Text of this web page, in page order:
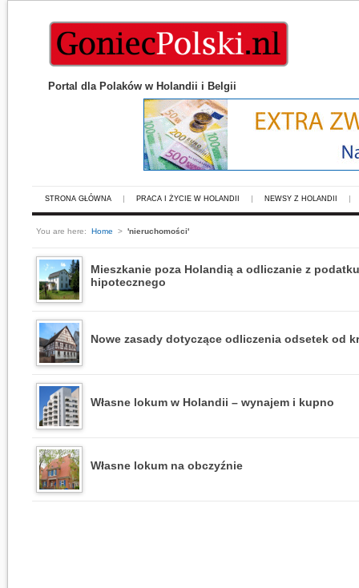
Portal dla Polaków w Holandii i Belgii
STRONA GŁÓWNA PRACA I ŻYCIE W HOLANDII NEWSY Z HOLANDII
You are here: Home > 'nieruchomości'
Mieszkanie poza Holandią a odliczanie z
hipotecznego
Nowe zasady dotyczące odliczenia odsetek od
Własne lokum w Holandii – wynajem i kupno
Własne lokum na obczyźnie